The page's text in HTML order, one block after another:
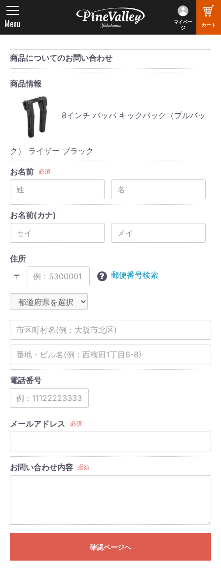
マイペー
ジ
カート
Menu
商品についてのお問い合わせ
商品情報
8インチ バッバ キックバック（プルバッ
ク） ライザー ブラック
お名前 必須
お名前(カナ)
住所
〒
郵便番号検索
電話番号
メールアドレス 必須
お問い合わせ内容 必須
確認ページへ